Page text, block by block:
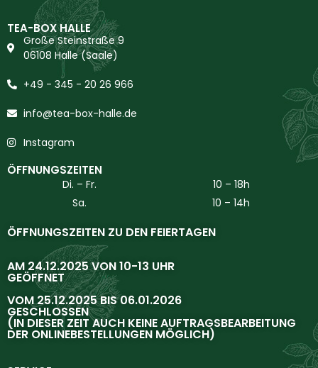
TEA-BOX HALLE
Große Steinstraße 9
06108 Halle (Saale)
+49 - 345 - 20 26 966
info@tea-box-halle.de
Instagram
ÖFFNUNGSZEITEN
Di. – Fr.
10 – 18h
Sa.
10 – 14h
ÖFFNUNGSZEITEN ZU DEN FEIERTAGEN
AM 24.12.2025 VON 10-13 UHR
GEÖFFNET
VOM 25.12.2025 BIS 06.01.2026
GESCHLOSSEN
(IN DIESER ZEIT AUCH KEINE AUFTRAGSBEARBEITUNG
DER ONLINEBESTELLUNGEN MÖGLICH)